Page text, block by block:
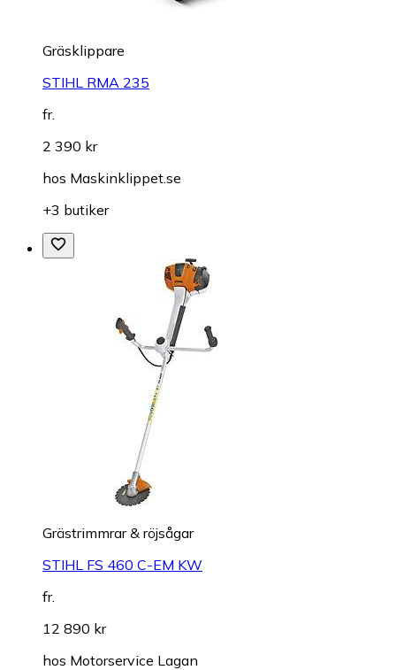
Gräsklippare
STIHL RMA 235
fr.
2 390 kr
hos Maskinklippet.se
+3 butiker
Grästrimmrar & röjsågar
STIHL FS 460 C-EM KW
fr.
12 890 kr
hos Motorservice Lagan